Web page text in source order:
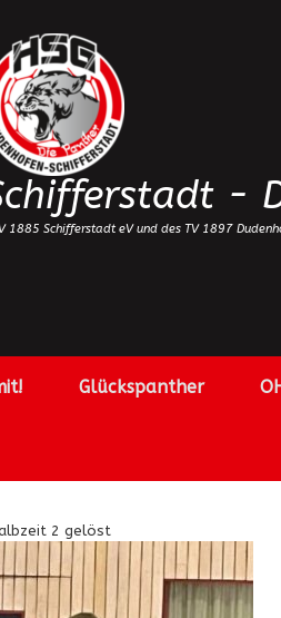
-
1885 Schifferstadt eV und des TV 1897
Glückspanther
2 gelöst